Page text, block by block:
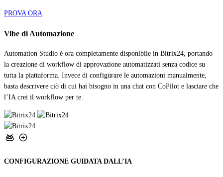
PROVA ORA
Vibe di Automazione
Automation Studio è ora completamente disponibile in Bitrix24, portando
la creazione di workflow di approvazione automatizzati senza codice su
tutta la piattaforma. Invece di configurare le automazioni manualmente,
basta descrivere ciò di cui hai bisogno in una chat con CoPilot e lasciare che
l’IA crei il workflow per te.
CONFIGURAZIONE GUIDATA DALL’IA